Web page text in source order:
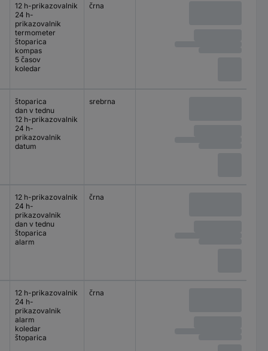
12 h-prikazovalnik
24 h-
prikazovalnik
termometer
štoparica
kompas
5 časov
koledar
črna
štoparica
dan v tednu
12 h-prikazovalnik
24 h-
prikazovalnik
datum
srebrna
12 h-prikazovalnik
24 h-
prikazovalnik
dan v tednu
štoparica
alarm
črna
12 h-prikazovalnik
24 h-
prikazovalnik
alarm
koledar
štoparica
črna